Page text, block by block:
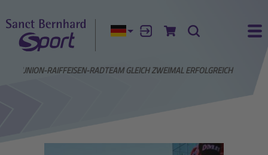
Aktuelle Sprache:
AnmeldenZum Warenkorb
Suche
UNION-RAIFFEISEN-RADTEAM GLEICH ZWEIMAL ERFOLGREICH